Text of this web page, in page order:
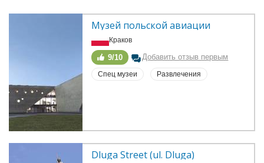
Музей польской авиации
Краков
9/10 Добавить отзыв первым
Спец музеи Развлечения
Dluga Street (ul. Dluga)